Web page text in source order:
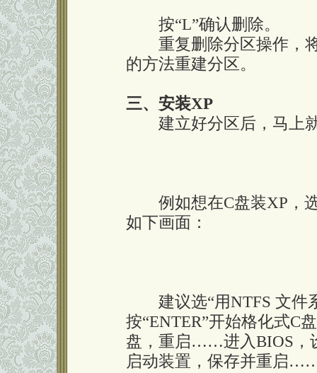
按“L”确认删除。
重复删除分区操作，将
的方法重建分区。
三、安装XP
建立好分区后，马上就
例如想在C盘装XP，选
如下画面：
建议选“用NTFS 文件
按“ENTER”开始格化式C
盘，重启……进入BIOS，
启动装置，保存并重启